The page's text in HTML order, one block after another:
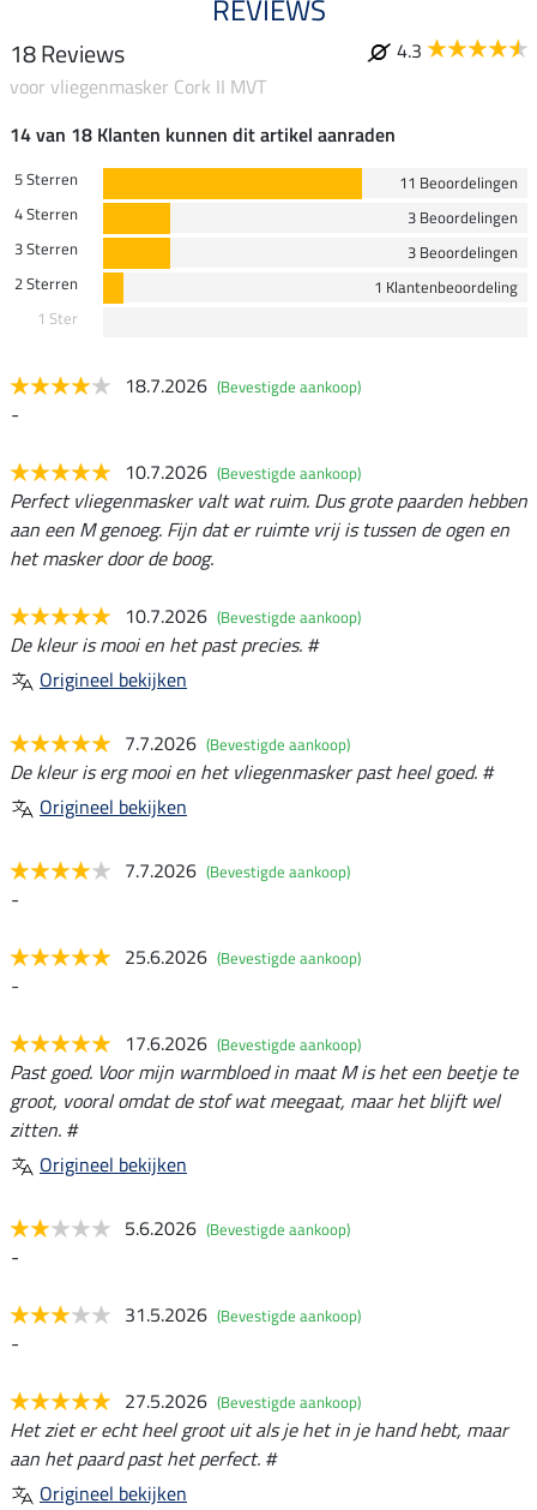
REVIEWS
18 Reviews
4.3
voor vliegenmasker Cork II MVT
14 van 18 Klanten kunnen dit artikel aanraden
5 Sterren
11 Beoordelingen
4 Sterren
3 Beoordelingen
3 Sterren
3 Beoordelingen
2 Sterren
1 Klantenbeoordeling
1 Ster
18.7.2026 (Bevestigde aankoop)
-
10.7.2026 (Bevestigde aankoop)
Perfect vliegenmasker valt wat ruim. Dus grote paarden hebben
aan een M genoeg. Fijn dat er ruimte vrij is tussen de ogen en
het masker door de boog.
10.7.2026 (Bevestigde aankoop)
De kleur is mooi en het past precies. #
Origineel bekijken
7.7.2026 (Bevestigde aankoop)
De kleur is erg mooi en het vliegenmasker past heel goed. #
Origineel bekijken
7.7.2026 (Bevestigde aankoop)
-
25.6.2026 (Bevestigde aankoop)
-
17.6.2026 (Bevestigde aankoop)
Past goed. Voor mijn warmbloed in maat M is het een beetje te
groot, vooral omdat de stof wat meegaat, maar het blijft wel
zitten. #
Origineel bekijken
5.6.2026 (Bevestigde aankoop)
-
31.5.2026 (Bevestigde aankoop)
-
27.5.2026 (Bevestigde aankoop)
Het ziet er echt heel groot uit als je het in je hand hebt, maar
aan het paard past het perfect. #
Origineel bekijken